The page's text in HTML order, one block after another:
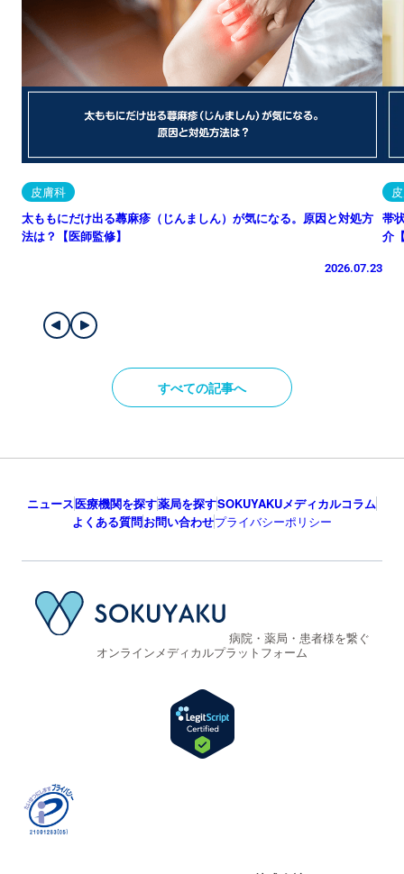
皮膚科
太ももにだけ出る蕁麻疹（じんましん）が気になる。原因と対処方
法は？【医師監修】
2026.07.23
帯
介
すべての記事へ
ニュース医療機関を探す薬局を探すSOKUYAKUメディカルコラム
よくある質問お問い合わせプライバシーポリシー
病院・薬局・患者様を繋ぐ
オンラインメディカルプラットフォーム